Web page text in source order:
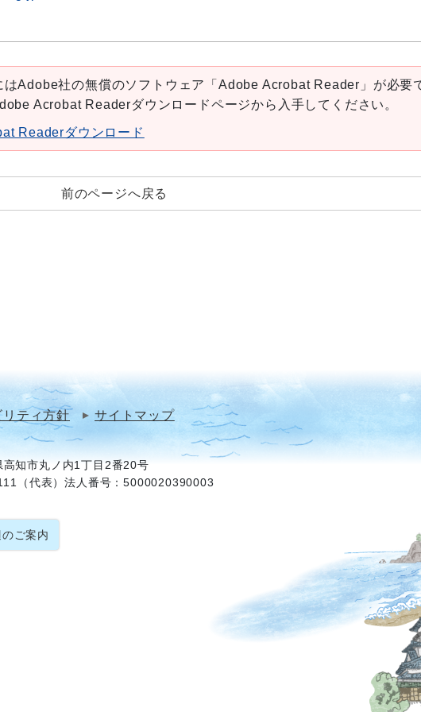
はAdobe社の無償のソフトウェア「Adobe Acrobat Reader」が必要
Acrobat Readerダウンロードページから入手してください。
Readerダウンロード
前のページへ戻る
ティ方針 サイトマップ
高知市丸ノ内1丁目2番20号
（代表）法人番号：5000020390003
ご案内